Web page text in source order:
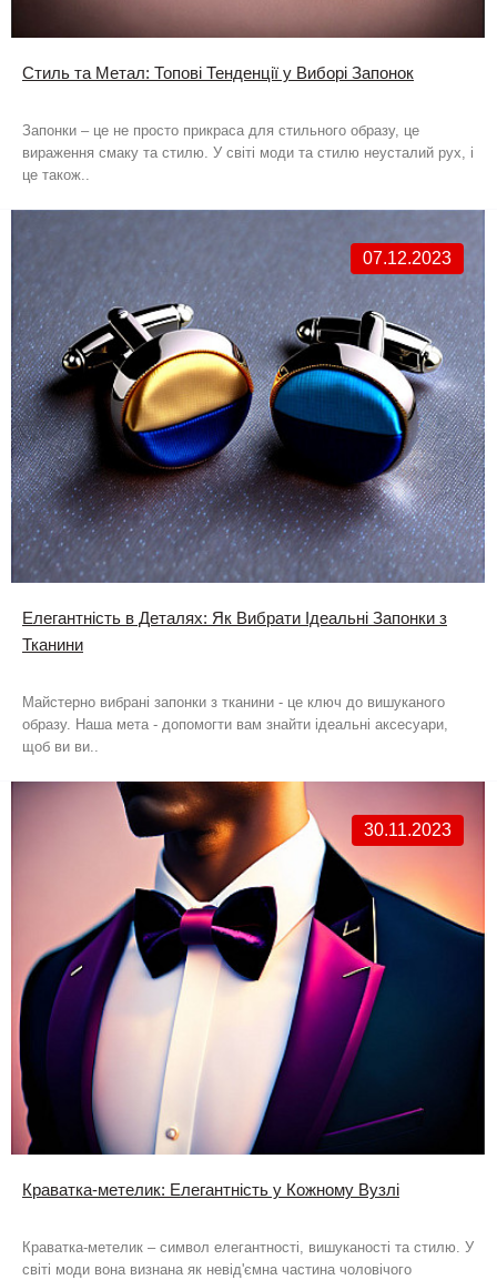
Стиль та Метал: Топові Тенденції у Виборі Запонок
Запонки – це не просто прикраса для стильного образу, це
вираження смаку та стилю. У світі моди та стилю неусталий рух, і
це також..
07.12.2023
Елегантність в Деталях: Як Вибрати Ідеальні Запонки з
Тканини
Майстерно вибрані запонки з тканини - це ключ до вишуканого
образу. Наша мета - допомогти вам знайти ідеальні аксесуари,
щоб ви ви..
30.11.2023
Краватка-метелик: Елегантність у Кожному Вузлі
Краватка-метелик – символ елегантності, вишуканості та стилю. У
світі моди вона визнана як невід'ємна частина чоловічого